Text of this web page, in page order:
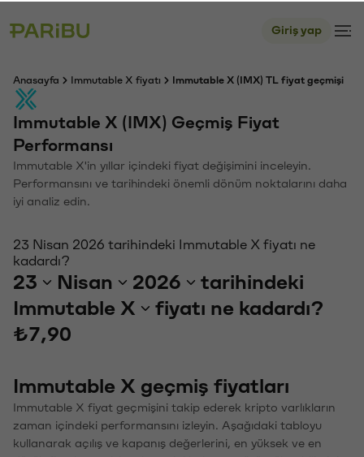
Giriş yap
Anasayfa Immutable X fiyatı Immutable X (IMX) TL fiyat geçmişi
Immutable X (IMX) Geçmiş Fiyat
Performansı
Immutable X'in yıllar içindeki fiyat değişimini inceleyin.
Performansını ve tarihindeki önemli dönüm noktalarını daha
iyi analiz edin.
23 Nisan 2026 tarihindeki Immutable X fiyatı ne
kadardı?
23 Nisan 2026
tarihindeki
Immutable X
fiyatı ne kadardı?
₺7,90
Immutable X geçmiş fiyatları
Immutable X fiyat geçmişini takip ederek kripto varlıkların
zaman içindeki performansını izleyin. Aşağıdaki tabloyu
kullanarak açılış ve kapanış değerlerini, en yüksek ve en